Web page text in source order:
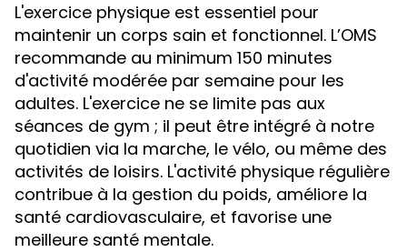
L'exercice physique est essentiel pour
maintenir un corps sain et fonctionnel. L’OMS
recommande au minimum 150 minutes
d'activité modérée par semaine pour les
adultes. L'exercice ne se limite pas aux
séances de gym ; il peut être intégré à notre
quotidien via la marche, le vélo, ou même des
activités de loisirs. L'activité physique régulière
contribue à la gestion du poids, améliore la
santé cardiovasculaire, et favorise une
meilleure santé mentale.